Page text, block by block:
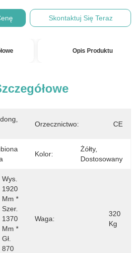
Skontaktuj Się Teraz
Opis Produktu
Orzecznictwo: CE
Kolor:
Żółty,
Dostosowany
Wys.
1920
Mm *
Szer.
1370
Mm *
Gł.
870
Waga:
320
Kg